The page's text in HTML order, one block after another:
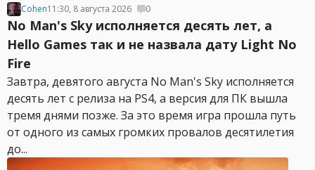
Cohen11:30, 8 августа 2026 0
No Man's Sky исполняется десять лет, а
Hello Games так и не назвала дату Light No
Fire
Завтра, девятого августа No Man's Sky исполняется
десять лет с релиза на PS4, а версия для ПК вышла
тремя днями позже. За это время игра прошла путь
от одного из самых громких провалов десятилетия
до...